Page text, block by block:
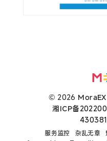
© 2026 MoraEX
湘ICP备
服务监控 杂乱无章